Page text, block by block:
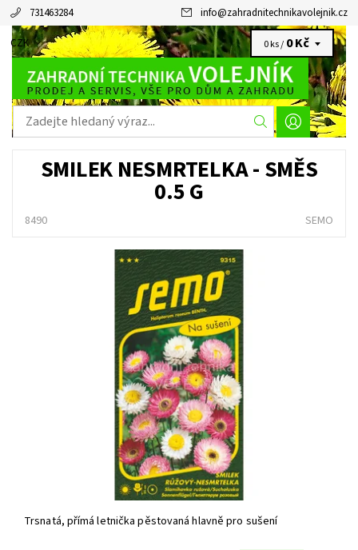
731463284 info@zahradnitechnikavolejnik.cz
CZK 0 ks / 0 Kč
SMILEK NESMRTELKA - SMĚS
0.5 G
8490 SEMO
Trsnatá, přímá letnička pěstovaná hlavně pro sušení